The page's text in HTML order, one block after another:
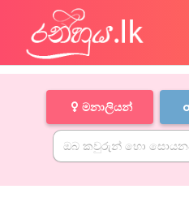
මනාලියන්